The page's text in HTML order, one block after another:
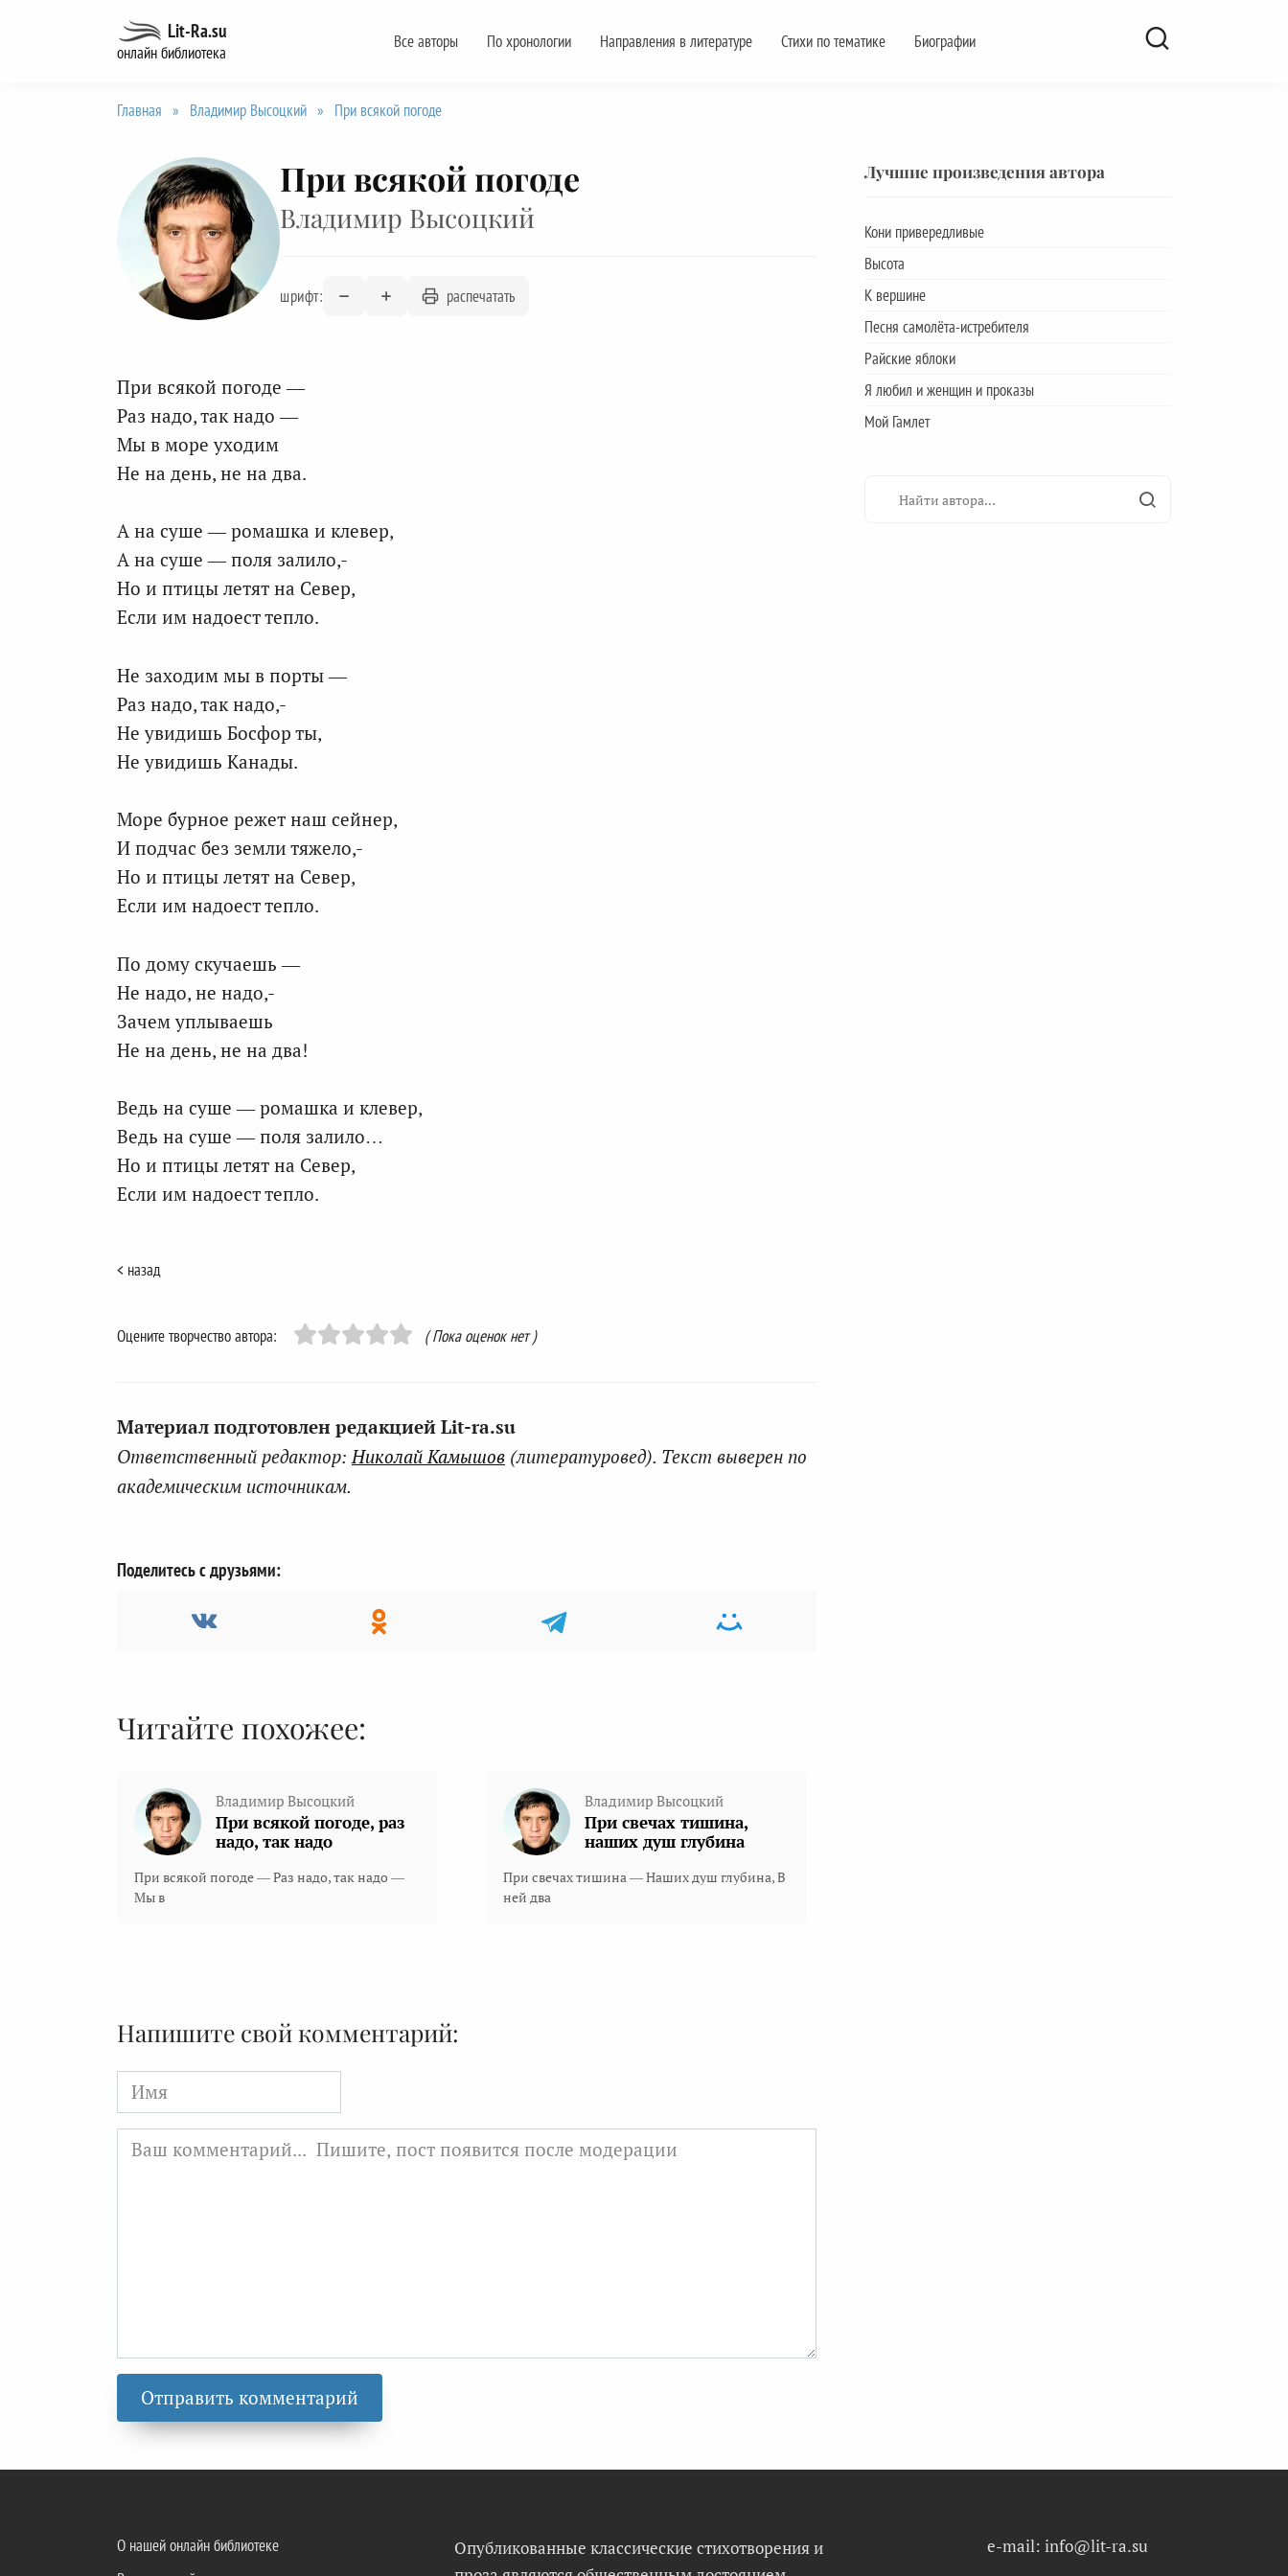
Lit-Ra.su
онлайн библиотека
Все авторы По хронологии Направления в литературе Стихи по тематике Биографии
Главная » Владимир Высоцкий » При всякой погоде
При всякой погоде
Владимир Высоцкий
шрифт: распечатать
При всякой погоде —
Раз надо, так надо —
Мы в море уходим
Не на день, не на два.
А на суше — ромашка и клевер,
А на суше — поля залило,-
Но и птицы летят на Север,
Если им надоест тепло.
Не заходим мы в порты —
Раз надо, так надо,-
Не увидишь Босфор ты,
Не увидишь Канады.
Море бурное режет наш сейнер,
И подчас без земли тяжело,-
Но и птицы летят на Север,
Если им надоест тепло.
По дому скучаешь —
Не надо, не надо,-
Зачем уплываешь
Не на день, не на два!
Ведь на суше — ромашка и клевер,
Ведь на суше — поля залило…
Но и птицы летят на Север,
Если им надоест тепло.
< назад
Оцените творчество автора: ( Пока оценок нет )
Материал подготовлен редакцией Lit-ra.su
Ответственный редактор:Николай Камышов (литературовед). Текст выверен по
академическим источникам.
Поделитесь с друзьями:
Читайте похожее:
Владимир Высоцкий
При всякой погоде, раз
надо, так надо
При всякой погоде — Раз надо, так надо —
Мы в
Владимир Высоцкий
При свечах тишина,
наших душ глубина
При свечах тишина — Наших душ глубина, В
ней два
Напишите свой комментарий:
Имя
Лучшие произведения автора
Кони привередливые
Высота
К вершине
Песня самолёта-истребителя
Райские яблоки
Я любил и женщин и проказы
Мой Гамлет
О нашей онлайн библиотеке
Опубликованные классические стихотворения и
e-mail: info@lit-ra.su